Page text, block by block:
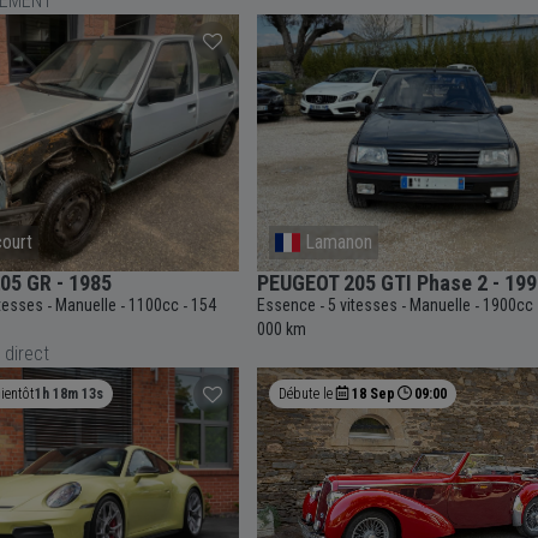
GR - 1985
- Manuelle - 1100cc - 154
Lamanon
PEUGEOT 205 GTI Phase 2 -
Essence - 5 vitesses - Manuelle - 1900cc
000 km
direct
1h 18m 12s Débute le 18 Sep 09:00